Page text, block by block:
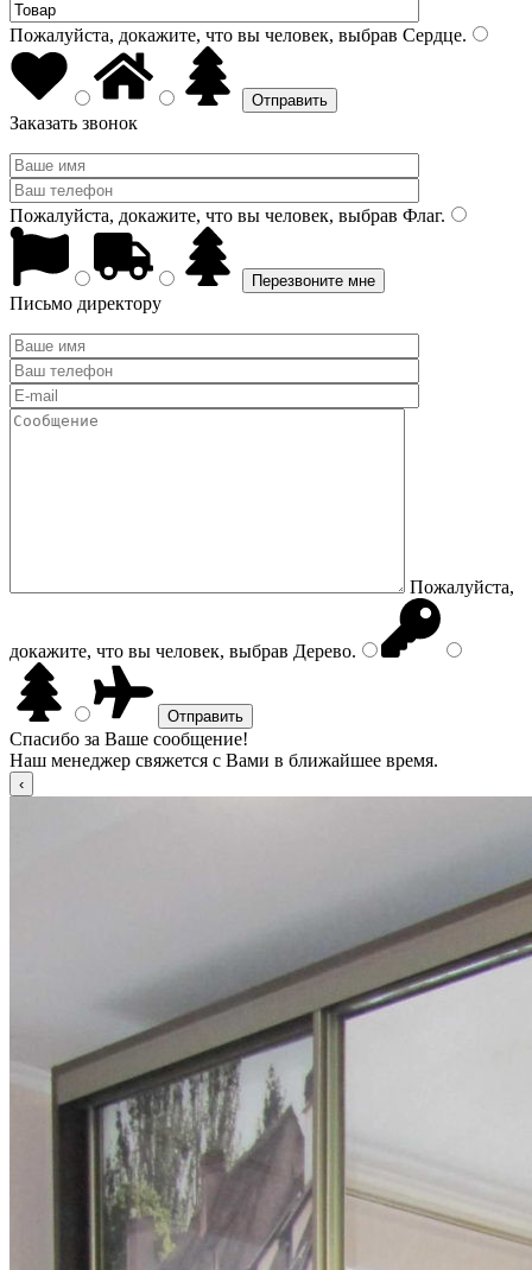
Пожалуйста, докажите, что вы человек, выбрав Сердце.
Заказать звонок
Пожалуйста, докажите, что вы человек, выбрав Флаг.
Письмо директору
Пожалуйста,
докажите, что вы человек, выбрав Дерево.
Спасибо за Ваше сообщение!
Наш менеджер свяжется с Вами в ближайшее время.